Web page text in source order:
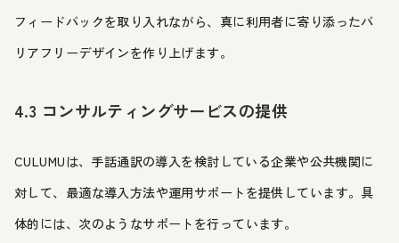
フィードバックを取り入れながら、真に利用者に寄り添ったバ
リアフリーデザインを作り上げます。
4.3 コンサルティングサービスの提供
CULUMUは、手話通訳の導入を検討している企業や公共機関に
対して、最適な導入方法や運用サポートを提供しています。具
体的には、次のようなサポートを行っています。